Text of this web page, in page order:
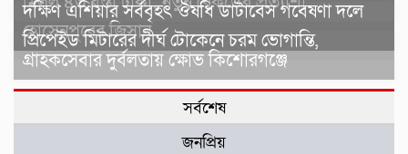
দক্ষিণ এশিয়ার সর্ববৃহৎ ঔষধি ডাটাবেস গবেষণা দলে
হোসেনপুরের জিসান
প্রিপেইড মিটারের দীর্ঘ টোকেনে চরম ভোগান্তি,
গ্রাহকসেবার দুর্বলতায় ক্ষোভ কিশোরগঞ্জে
সর্বশেষ
জনপ্রিয়